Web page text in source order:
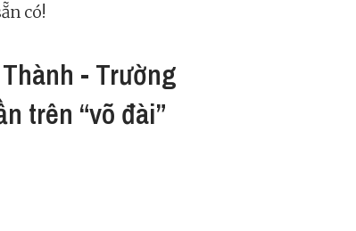
có!
- Trường
trên “võ đài”